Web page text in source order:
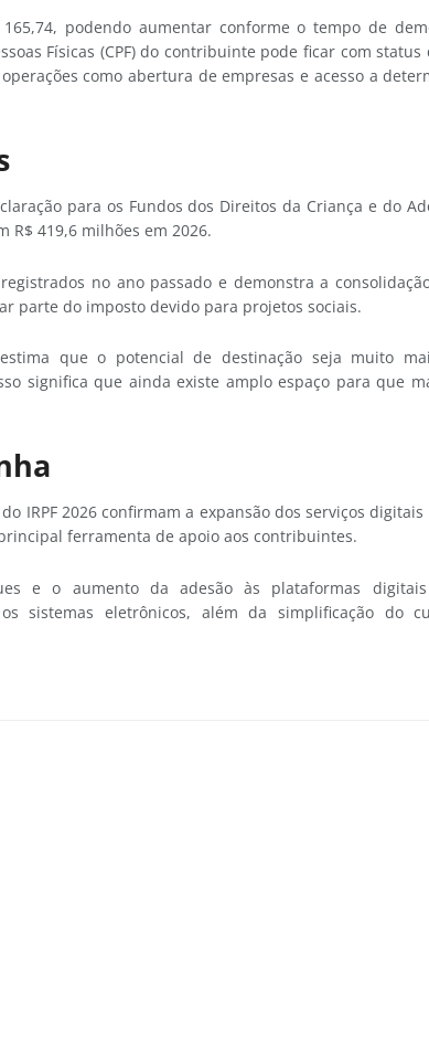
podendo aumentar conforme o tempo de
Físicas (CPF) do contribuinte pode ficar com status
como abertura de empresas e acesso a
para os Fundos dos Direitos da Criança e do
R$ 419,6 milhões em 2026.
no ano passado e demonstra a
parte do imposto devido para projetos sociais.
que o potencial de destinação seja muito
significa que ainda existe amplo espaço para que
IRPF 2026 confirmam a expansão dos serviços
ferramenta de apoio aos contribuintes.
e o aumento da adesão às plataformas
sistemas eletrônicos, além da simplificação do